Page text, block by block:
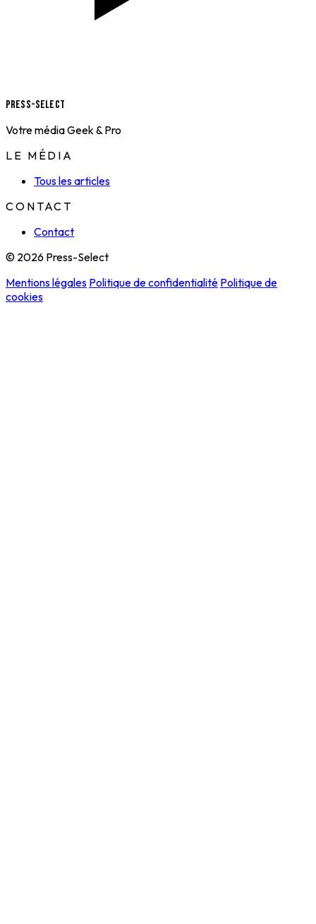
Press-Select
Votre média Geek & Pro
LE MÉDIA
Tous les articles
CONTACT
Contact
© 2026 Press-Select
Mentions légales Politique de confidentialité Politique de
cookies